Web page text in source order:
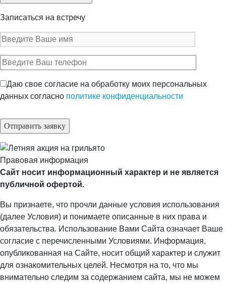
Записаться на встречу
Даю свое согласие на обработку моих персональных
данных согласно политике конфиденциальности
Правовая информация
Сайт носит информационный характер и не является
публичной офертой.
Вы признаете, что прочли данные условия использования
(далее Условия) и понимаете описанные в них права и
обязательства. Использование Вами Сайта означает Ваше
согласие с перечисленными Условиями. Информация,
опубликованная на Сайте, носит общий характер и служит
для ознакомительных целей. Несмотря на то, что мы
внимательно следим за содержанием сайта, мы не можем